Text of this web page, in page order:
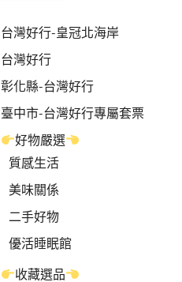
台灣好行-皇冠北海岸
台灣好行
彰化縣-台灣好行
臺中市-台灣好行專屬套票
好物嚴選
質感生活
美味關係
二手好物
優活睡眠館
收藏選品